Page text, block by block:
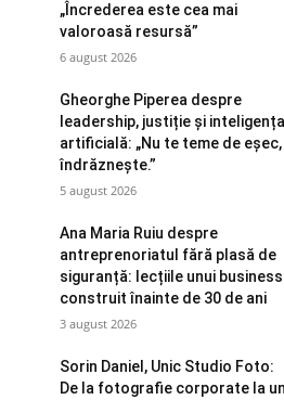
„Încrederea este cea mai
valoroasă resursă”
6 august 2026
Gheorghe Piperea despre
leadership, justiție și inteligența
artificială: „Nu te teme de eșec,
îndrăznește.”
5 august 2026
Ana Maria Ruiu despre
antreprenoriatul fără plasă de
siguranță: lecțiile unui business
construit înainte de 30 de ani
3 august 2026
Sorin Daniel, Unic Studio Foto:
De la fotografie corporate la un